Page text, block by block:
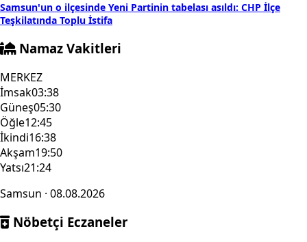
Samsun'un o ilçesinde Yeni Partinin tabelası asıldı: CHP İlçe
Teşkilatında Toplu İstifa
Namaz Vakitleri
MERKEZ
İmsak03:38
Güneş05:30
Öğle12:45
İkindi16:38
Akşam19:50
Yatsı21:24
Samsun · 08.08.2026
Nöbetçi Eczaneler